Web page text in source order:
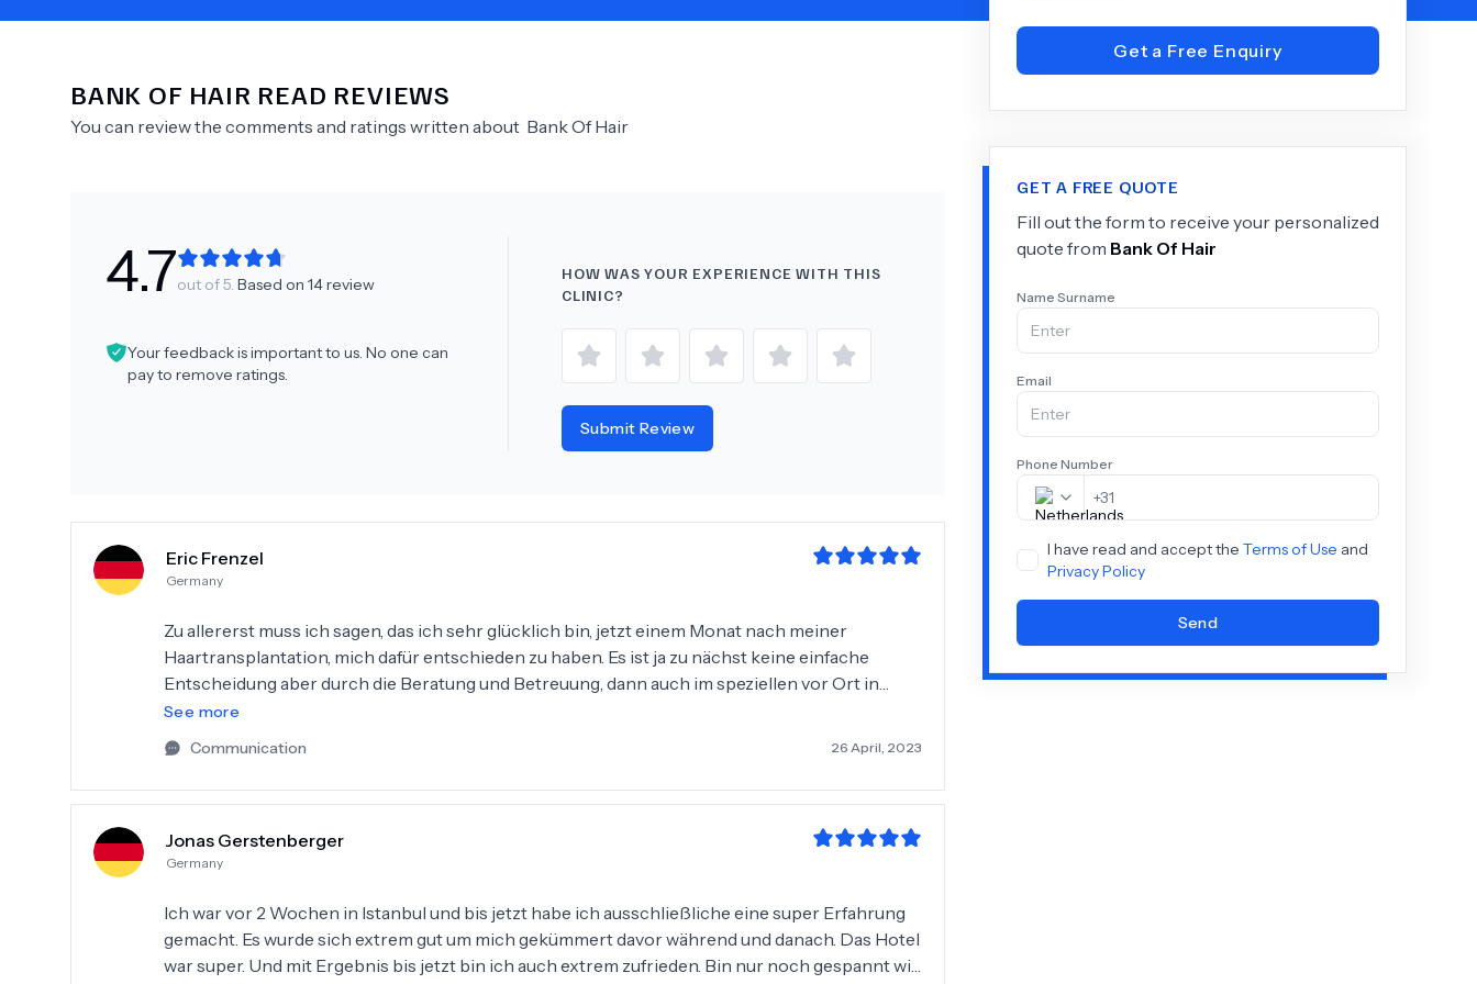
Need Help? See All Doctors
BANK OF HAIR READ REVIEWS
You can review the comments and ratings written about Bank Of Hair
4.7out of 5. Based on 14review
Your feedback is important to us. No one can
pay to remove ratings.
HOW WAS YOUR EXPERIENCE WITH THIS
CLINIC?
Submit Review
Eric Frenzel
Germany
Zu allererst muss ich sagen, das ich sehr glücklich bin, jetzt einem Monat nach meiner
Haartransplantation, mich dafür entschieden zu haben. Es ist ja zu nächst keine einfache
Entscheidung aber durch die Beratung und Betreuung, dann auch im speziellen vor Ort in
Istanbul, wurden mir jegliche Zweifel genommen! Ich hab mich in der ganzen Zeit sehr gut
umsorgt gefühlt und es wurde sich enorm um mein Wohlbefinden gesorgt. Die
Haartransplantation verlief völlig komplikationslos und war sehr professionell von der ersten
bis zur letzten Minute. Ich bin enorm stolz auf das Ergebnis, da es selbst jetzt schon mit dem
Hair entscheiden.
See more
Communication
26 April, 2023
Jonas Gerstenberger
Germany
Ich war vor 2 Wochen in Istanbul und bis jetzt habe ich ausschließliche eine super Erfahrung
gemacht. Es wurde sich extrem gut um mich gekümmert davor während und danach. Das Hotel
war super. Und mit Ergebnis bis jetzt bin ich auch extrem zufrieden. Bin nur noch gespannt wie
Get a Free Enquiry
GET A FREE QUOTE
Fill out the form to receive your personalized
quote from Bank Of Hair
Name Surname
Email
Phone Number
+31
I have read and accept the Terms of Use and
Privacy Policy
Send